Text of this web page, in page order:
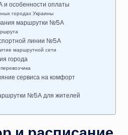
особенности оплаты
городах Украины
маршрутки №5А
линии №5А
маршрутной сети
города
сервиса на комфорт
№5А для жителей